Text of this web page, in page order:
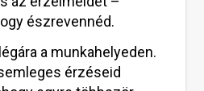
észrevennéd.
a munkahelyeden.
érzéseid